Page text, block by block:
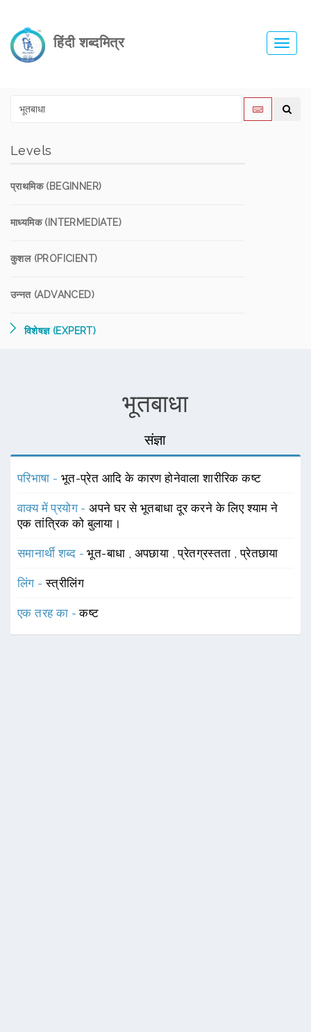
हिंदी शब्दमित्र
Levels
प्राथमिक (BEGINNER)
माध्यमिक (INTERMEDIATE)
कुशल (PROFICIENT)
उन्नत (ADVANCED)
विशेषज्ञ (EXPERT)
भूतबाधा
संज्ञा
परिभाषा - भूत-प्रेत आदि के कारण होनेवाला शारीरिक कष्ट
वाक्य में प्रयोग -अपने घर से भूतबाधा दूर करने के लिए श्याम ने
एक तांत्रिक को बुलाया।
समानार्थी शब्द -भूत-बाधा , अपछाया ,प्रेतग्रस्तता ,प्रेतछाया
लिंग -स्त्रीलिंग
एक तरह का -कष्ट